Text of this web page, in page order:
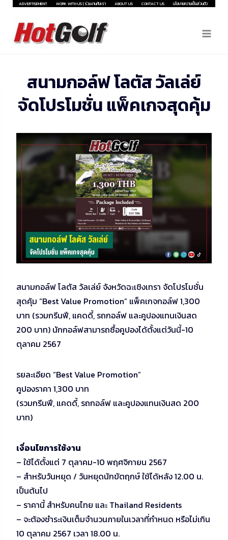
Skip
content
ADVERTISEMENT WORK WITH US | ร่วมงานกับเรา ABOUT US CONTACT US นโยบายความเป็นส่วนตัว
สนามกอล์ฟ โลตัส วัลเล่ย์
จัดโปรโมชั่น แพ็คเกจสุดคุ้ม
สนามกอล์ฟ โลตัส วัลเล่ย์ จังหวัดฉะเชิงเทรา จัดโปรโมชั่น
สุดคุ้ม “Best Value Promotion” แพ็คเกจกอล์ฟ 1,300
บาท (รวมกรีนฟี, แคดดี้, รถกอล์ฟ และคูปองแทนเงินสด
200 บาท) นักกอล์ฟสามารถซื้อคูปองได้ตั้งแต่วันนี้-10
ตุลาคม 2567
รยละเอียด “Best Value Promotion”
คูปองราคา 1,300 บาท
(รวมกรีนฟี, แคดดี้, รถกอล์ฟ และคูปองแทนเงินสด 200
บาท)
เงื่อนไขการใช้งาน
– ใช้ได้ตั้งแต่ 7 ตุลาคม-10 พฤศจิกายน 2567
– สำหรับวันหยุด / วันหยุดนักขัตฤกษ์ ใช้ได้หลัง 12.00 น.
เป็นต้นไป
– ราคานี้ สำหรับคนไทย และ Thailand Residents
– จะต้องชำระเงินเต็มจำนวนภายในเวลาที่กำหนด หรือไม่เกิน
10 ตุลาคม 2567 เวลา 18.00 น.